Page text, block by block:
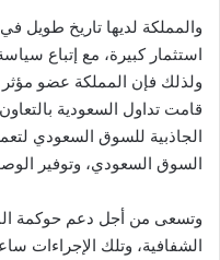
والمملكة لديها تاريخ طويل
استثمار كبيرة، مع إتباع
ولذلك فإن المملكة عضو
قامت تداول السعودية
الجاذبية للسوق السعودي
السوق السعودي، وتوفير
وتسعى من أجل دعم حوكمة
الشفافية، وتلك الإجراءات